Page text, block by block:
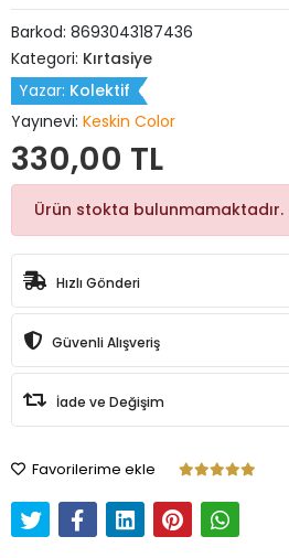
Barkod: 8693043187436
Kategori: Kırtasiye
Yazar: Kolektif
Yayınevi: Keskin Color
330,00 TL
Ürün stokta bulunmamaktadır.
Hızlı Gönderi
Güvenli Alışveriş
İade ve Değişim
Favorilerime ekle